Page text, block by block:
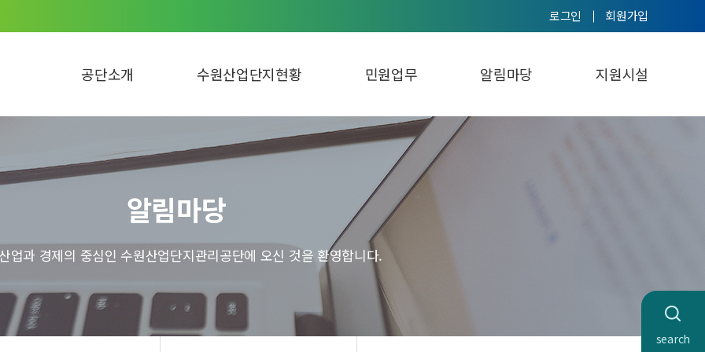
로그인 회원가입
공단소개 수원산업단지현황 민원업무 알림마당 지원시설
알림마당
업과 경제의 중심인 수원산업단지관리공단에 오신 것을 환영합니다.
search